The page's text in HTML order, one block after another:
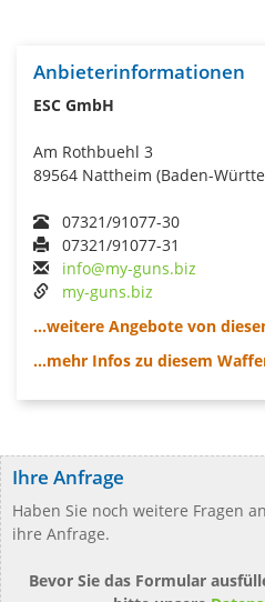
Anbieterinformationen
ESC GmbH
Am Rothbuehl 3
89564 Nattheim (Baden-
07321/91077-30
07321/91077-31
info@my-guns.biz
my-guns.biz
...weitere Angebote von
...mehr Infos zu diesem
Ihre Anfrage
Haben Sie noch weitere Fragen
ihre Anfrage.
Bevor Sie das Formular